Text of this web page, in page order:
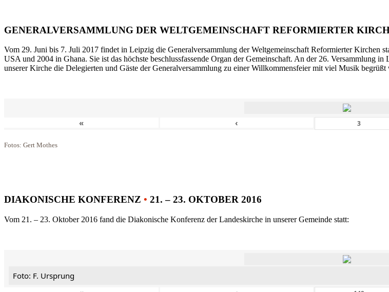
GENERALVERSAMMLUNG DER WELTGEMEINSCHAFT REFORMIERTER
Vom 29. Juni bis 7. Juli 2017 findet in Leipzig die Generalversammlung der Weltgemeinschaft Reformierter Kirchen
USA und 2004 in Ghana. Sie ist das höchste beschlussfassende Organ der Gemeinschaft. An der 26. Versammlung
unserer Kirche die Delegierten und Gäste der Generalversammlung zu einer Willkommensfeier mit viel Musik begrüßt
« ‹
Fotos: Gert Mothes
DIAKONISCHE KONFERENZ • 21. – 23. OKTOBER 2016
Vom 21. – 23. Oktober 2016 fand die Diakonische Konferenz der Landeskirche in unserer Gemeinde statt:
Foto: F. Ursprung